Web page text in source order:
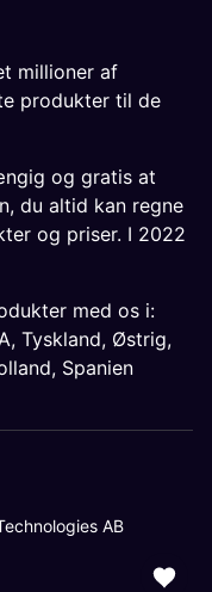
millioner af
produkter til de
og gratis at
du altid kan regne
og priser. I 2022
med os i:
, Tyskland, Østrig,
, Spanien
AB